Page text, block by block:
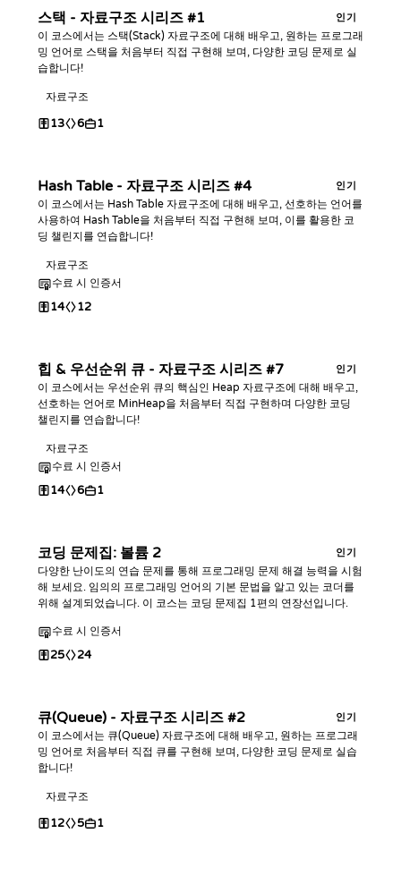
스택 - 자료구조 시리즈 #1 인기
이 코스에서는 스택(Stack) 자료구조에 대해 배우고, 원하는 프로그래
밍 언어로 스택을 처음부터 직접 구현해 보며, 다양한 코딩 문제로 실
습합니다!
자료구조
13 6 1
Hash Table - 자료구조 시리즈 #4 인기
이 코스에서는 Hash Table 자료구조에 대해 배우고, 선호하는 언어를
사용하여 Hash Table을 처음부터 직접 구현해 보며, 이를 활용한 코
딩 챌린지를 연습합니다!
자료구조
수료 시 인증서
14 12
힙 & 우선순위 큐 - 자료구조 시리즈 #7 인기
이 코스에서는 우선순위 큐의 핵심인 Heap 자료구조에 대해 배우고,
선호하는 언어로 MinHeap을 처음부터 직접 구현하며 다양한 코딩
챌린지를 연습합니다!
자료구조
수료 시 인증서
14 6 1
코딩 문제집: 볼륨 2 인기
다양한 난이도의 연습 문제를 통해 프로그래밍 문제 해결 능력을 시험
해 보세요. 임의의 프로그래밍 언어의 기본 문법을 알고 있는 코더를
위해 설계되었습니다. 이 코스는 코딩 문제집 1편의 연장선입니다.
수료 시 인증서
25 24
큐(Queue) - 자료구조 시리즈 #2 인기
이 코스에서는 큐(Queue) 자료구조에 대해 배우고, 원하는 프로그래
밍 언어로 처음부터 직접 큐를 구현해 보며, 다양한 코딩 문제로 실습
합니다!
자료구조
12 5 1